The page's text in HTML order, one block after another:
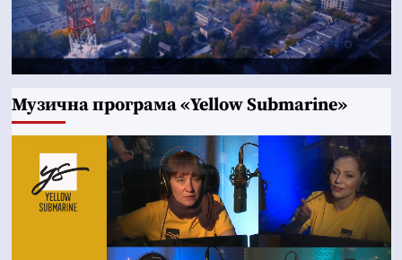
Музична програма «Yellow Submarine»